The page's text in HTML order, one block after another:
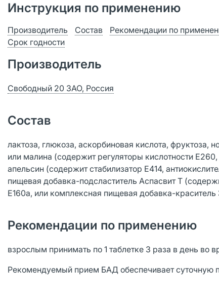
Инструкция по применению
Производитель Состав Рекомендации по
Срок годности
Производитель
Свободный 20 ЗАО, Россия
Состав
лактоза, глюкоза, аскорбиновая кислота, фруктоза,
или малина (содержит регуляторы кислотности
апельсин (содержит стабилизатор Е414,
пищевая добавка-подсластитель Аспасвит Т
Е160а, или комплексная пищевая добавка-
Рекомендации по применению
взрослым принимать по 1 таблетке 3 раза в день во
Рекомендуемый прием БАД обеспечивает суточную